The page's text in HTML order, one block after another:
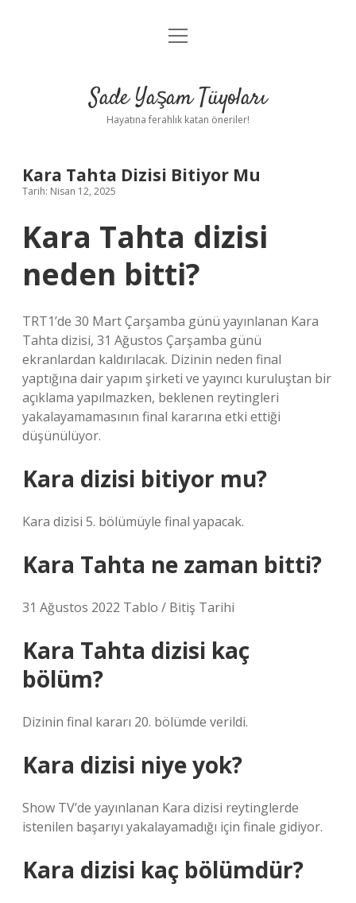
Anasayfa
Yasal Uyarı
menüyü
Sade Yaşam Tüyoları
Hayatına ferahlık katan öneriler!
Kara Tahta Dizisi Bitiyor Mu
Tarih: Nisan 12, 2025
Kara Tahta dizisi
neden bitti?
TRT1’de 30 Mart Çarşamba günü yayınlanan Kara
Tahta dizisi, 31 Ağustos Çarşamba günü
ekranlardan kaldırılacak. Dizinin neden final
yaptığına dair yapım şirketi ve yayıncı kuruluştan bir
açıklama yapılmazken, beklenen reytingleri
yakalayamamasının final kararına etki ettiği
düşünülüyor.
Kara dizisi bitiyor mu?
Kara dizisi 5. bölümüyle final yapacak.
Kara Tahta ne zaman bitti?
31 Ağustos 2022 Tablo / Bitiş Tarihi
Kara Tahta dizisi kaç
bölüm?
Dizinin final kararı 20. bölümde verildi.
Kara dizisi niye yok?
Show TV’de yayınlanan Kara dizisi reytinglerde
istenilen başarıyı yakalayamadığı için finale gidiyor.
Kara dizisi kaç bölümdür?